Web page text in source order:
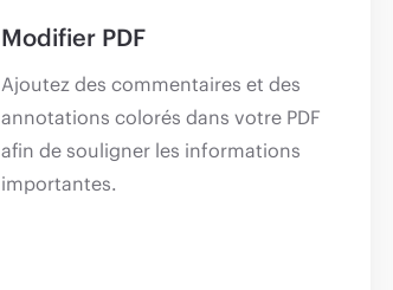
Modifier PDF
Ajoutez des commentaires et des
annotations colorés dans votre PDF
afin de souligner les informations
importantes.